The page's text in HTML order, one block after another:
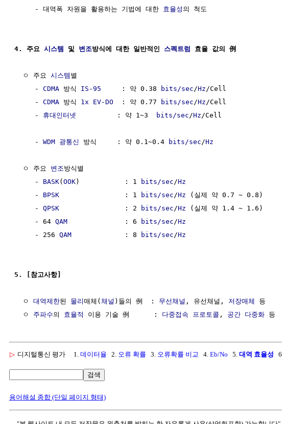
     - 대역폭 자원을 활용하는 기법에 대한
효율성 의 척도
4. 주요 시스템 및 변조방식에 대한 일반적인 스펙트럼 효율 값의 例
  ㅇ 주요
시스템 별
     -
CDMA 방식 IS-95
     : 약 0.38
bits/sec /Hz /Cell
     -
CDMA 방식 1x EV-DO
  : 약 0.77
bits/sec /Hz /Cell
     -
휴대인터넷
          : 약 1~3
bits/sec /Hz /Cell
     -
WDM 광통신 방식     : 약 0.1~0.4 bits/sec /Hz
  ㅇ 주요
변조방식별
     -
BASK(OOK)           : 1 bits/sec /Hz
     -
BPSK
                : 1
bits/sec /Hz (실제 약 0.7 ~ 0.8)
     -
QPSK
                : 2
bits/sec /Hz (실제 약 1.4 ~ 1.6)
     - 64
QAM
              : 6
bits/sec /Hz
     - 256
QAM
             : 8
bits/sec /Hz
5. [참고사항]
  ㅇ
대역제한된 물리매체(채널 )들의 例  : 무선채널 , 유선채널, 저장매체
등
  ㅇ
주파수의 효율적 이용 기술 例      : 다중접속 프로토콜 , 공간 다중화
▷ 디지털통신 평가 1. 데이터율 2. 오류 확률 3. 오류확률 비교 4. Eb/No 5. 대역 효율성 6.
검색
용어해설 종합 (단일 페이지 형태)